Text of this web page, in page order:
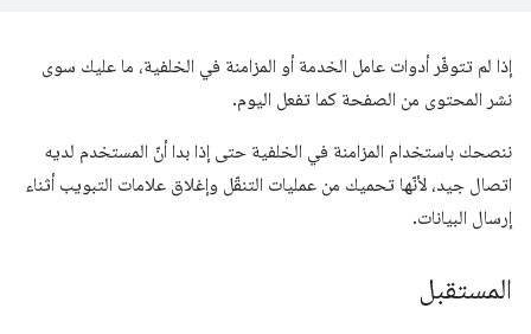
إذا لم تتوفّر أدوات عامل الخدمة أو المزامنة في الخلفية، ما عليك سوى
نشر المحتوى من الصفحة كما تفعل اليوم.
ننصحك باستخدام المزامنة في الخلفية حتى إذا بدا أنّ المستخدم لديه
اتصال جيد، لأنّها تحميك من عمليات التنقّل وإغلاق علامات التبويب أثناء
إرسال البيانات.
المستقبل